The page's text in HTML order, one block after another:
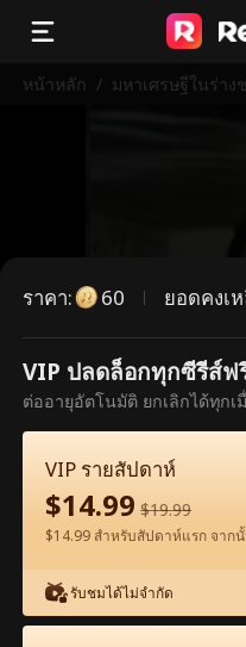
หน้าหลัก / มหาเศรษฐีในร่าง
ตอนนี้เป็นตอนพ
เพื่
ราคา: 60 ยอดคงเ
VIP ปลดล็อกทุกซีรีส์ฟ
ต่ออายุอัตโนมัติ ยกเลิกได้ทุกเ
VIP รายสัปดาห์
$14.99 $19.99
$14.99 สำหรับสัปดาห์แรก จาก
รับชมได้ไม่จำกัด